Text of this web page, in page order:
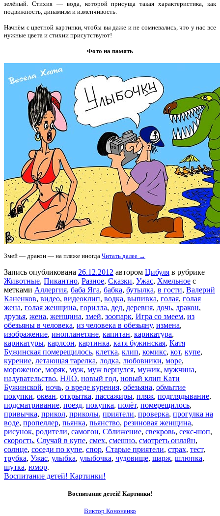
зелёный. Стихия — вода, которой присуща такая характеристика, как
подвижность, динамизм и изменчивость.
Начнём с цветной картинки, чтобы вы даже и не сомневались, что у нас все
нужные цвета и стихии присутствуют!
Фото на память
Змей — дракон — на пляже иногда Читать далее →
Запись опубликована 26.12.2012 автором Цибуля в рубрике
Животные, Пикантно, Разное, Сказки, Ужас, Хмельное с
метками Аллергия, баба Яга, бабка, бутылка, в гости, Валерий
Каненков, видео, видеоклип, водка, выпивка, голая, голая
жена, голая женщина, горилла, дед, деревня, дочь, дракон,
друзья, жена, женщина, змей, зоопарк, Игра со змеем, из
обезьяны в человека, из человека в обезьяну, измена,
изображение, инопланетяне, капитан, карикатура,
карикатуры, карлсон, картинка, катя бужинская, Катя
Бужинская померещилось, клетка, клип, комикс, кот, купе,
курение, летающая тарелка, лодка, любовники, море,
мороженое, моряк, муж, муж вернулся, мужик, мужчина,
надувательство, НЛО, новый год, новый клип Кати
Бужинской, ночь, о вреде курения, обезьяна, обмытие
покупки, океан, открытка, пассажиры, пляж, подглядывание,
подсматривание, поезд, покупка, полёт, померещилось,
привычка, прикол, приколы, приятели, проверка, прогулка на
воде, пропеллер, пьянка, пьянство, резиновая женщина,
рисунок, родители, самогон, Сближение, свекровь, секс-шоп,
скорость, Случай в купе, смех, смешно, смотреть онлайн,
солнце, соседи по купе, спор, Старые приятели, страх, тест,
трубка, Ужас, улыбка, улыбочка, чудовище, шарж, шлюпка,
шутка, юмор.
Воспитание детей! Картинки!
Воспитание детей! Картинки!
Виктор Кононенко